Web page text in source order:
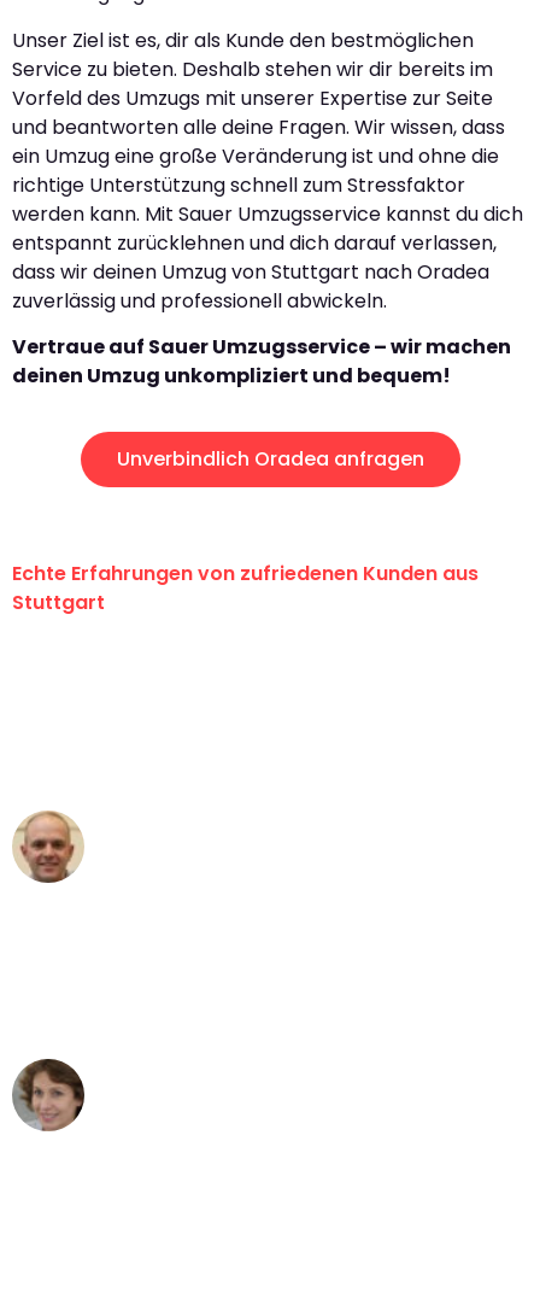
Unser Ziel ist es, dir als Kunde den bestmöglichen
Service zu bieten. Deshalb stehen wir dir bereits im
Vorfeld des Umzugs mit unserer Expertise zur Seite
und beantworten alle deine Fragen. Wir wissen, dass
ein Umzug eine große Veränderung ist und ohne die
richtige Unterstützung schnell zum Stressfaktor
werden kann. Mit Sauer Umzugsservice kannst du dich
entspannt zurücklehnen und dich darauf verlassen,
dass wir deinen Umzug von Stuttgart nach Oradea
zuverlässig und professionell abwickeln.
Vertraue auf Sauer Umzugsservice – wir machen
deinen Umzug unkompliziert und bequem!
Unverbindlich Oradea anfragen
Echte Erfahrungen von zufriedenen Kunden aus
Stuttgart